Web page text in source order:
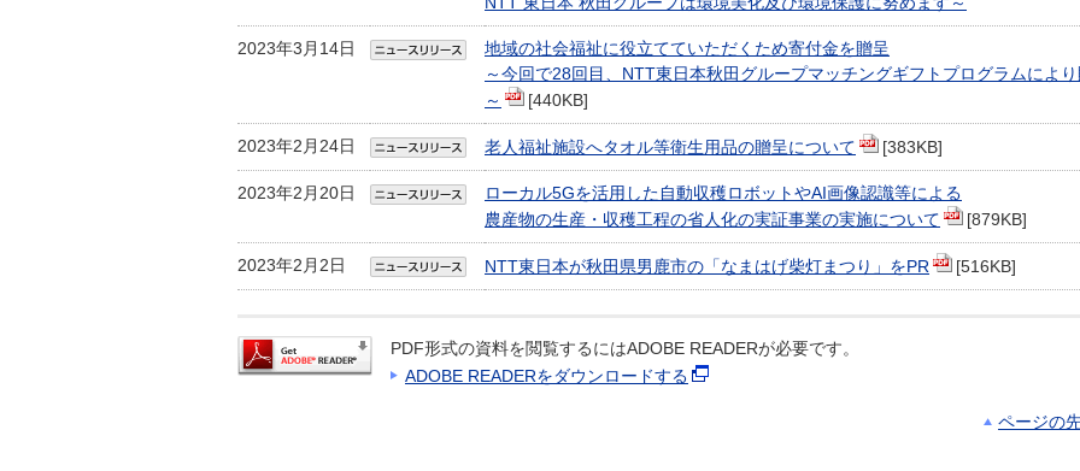
2023年3月14日
地域の社会福祉に役立てていただくため寄付金を贈呈
～今回で28回目、NTT東日本秋田グループマッチングギフトプログラムによ
～
[440KB]
2023年2月24日 老人福祉施設へタオル等衛生用品の贈呈について [383KB]
2023年2月20日
ローカル5Gを活用した自動収穫ロボットやAI画像認識等による
農産物の生産・収穫工程の省人化の実証事業の実施について
[879KB]
2023年2月2日 NTT東日本が秋田県男鹿市の「なまはげ柴灯まつり」をPR [516KB]
PDF形式の資料を閲覧するにはADOBE READERが必要です。
ADOBE READERをダウンロードする
ページの